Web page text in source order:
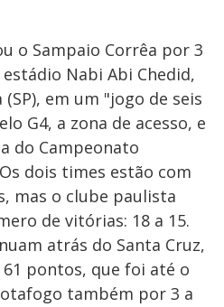
o Sampaio Corrêa por 3
Nabi Abi Chedid,
em um "jogo de seis
G4, a zona de acesso, e
do Campeonato
dois times estão com
mas o clube paulista
de vitórias: 18 a 15.
atrás do Santa Cruz,
pontos, que foi até o
também por 3 a